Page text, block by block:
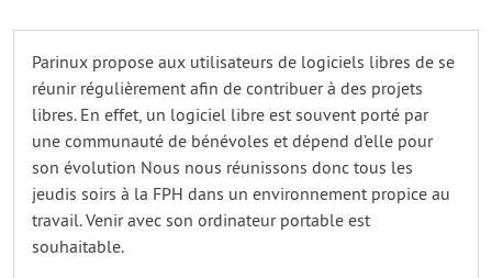
Parinux propose aux utilisateurs de logiciels libres de se
réunir régulièrement afin de contribuer à des projets
libres. En effet, un logiciel libre est souvent porté par
une communauté de bénévoles et dépend d’elle pour
son évolution Nous nous réunissons donc tous les
jeudis soirs à la FPH dans un environnement propice au
travail. Venir avec son ordinateur portable est
souhaitable.